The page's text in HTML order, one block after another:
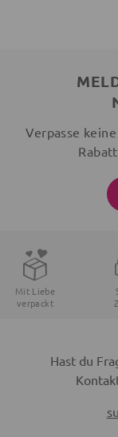
Verpasse
Mit Liebe
verpackt
Hast du